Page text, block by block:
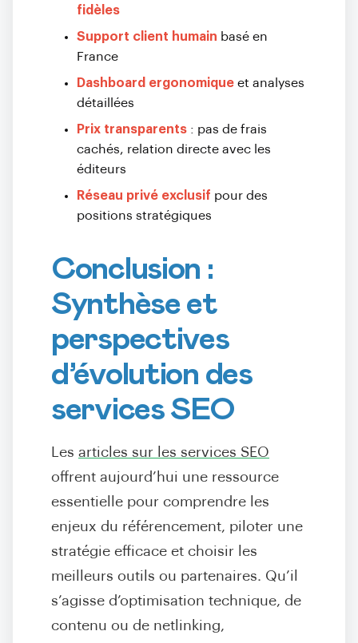
fidèles
Support client humain basé en
France
Dashboard ergonomique et analyses
détaillées
Prix transparents : pas de frais
cachés, relation directe avec les
éditeurs
Réseau privé exclusif pour des
positions stratégiques
Conclusion :
Synthèse et
perspectives
d’évolution des
services SEO
Les articles sur les services SEO
offrent aujourd’hui une ressource
essentielle pour comprendre les
enjeux du référencement, piloter une
stratégie efficace et choisir les
meilleurs outils ou partenaires. Qu’il
s’agisse d’optimisation technique, de
contenu ou de netlinking,